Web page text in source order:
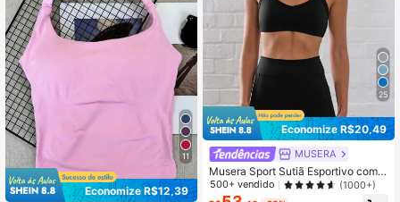
11
Economize R$12,39
#1 Mais Vendido
em Rosa Camisetas e regatas esportivas femininas
25
Economize R$20,49
MUSERA
Musera Sport Sutiã Esportivo com
Decote Profundo, Alças Cruzadas n
as Costas, Roupas Esportivas, Pade
500+ vendido (1000+)